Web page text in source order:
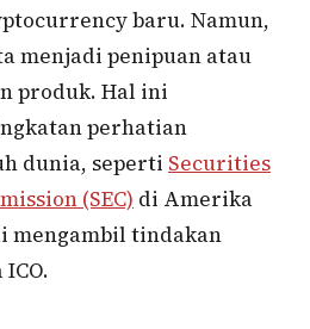
baru. Namun,
menjadi penipuan atau
produk. Hal ini
perhatian
dunia, seperti Securities
(SEC) di Amerika
mengambil tindakan